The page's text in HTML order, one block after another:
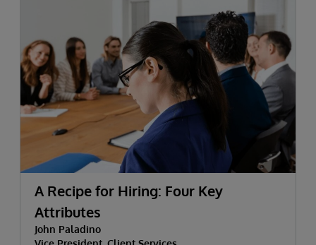
A Recipe for Hiring: Four Key
Attributes
John Paladino